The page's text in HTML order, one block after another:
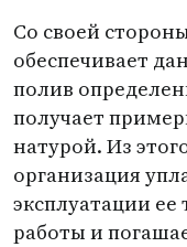
Со своей
обеспечивает
полив
получает
натурой. Из
организация
эксплуатации
работы и